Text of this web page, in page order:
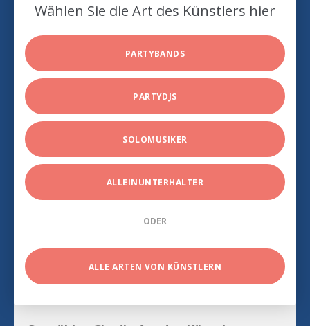
Wählen Sie die Art des Künstlers hier
PARTYBANDS
PARTYDJS
SOLOMUSIKER
ALLEINUNTERHALTER
ODER
ALLE ARTEN VON KÜNSTLERN